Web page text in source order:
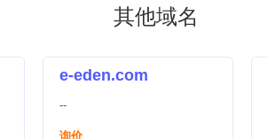
其他域名
e-eden.com
--
询价